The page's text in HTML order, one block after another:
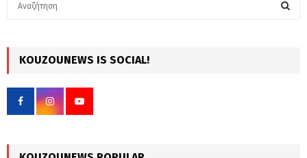
h
f
r
KOUZOUNEWS IS SOCIAL!